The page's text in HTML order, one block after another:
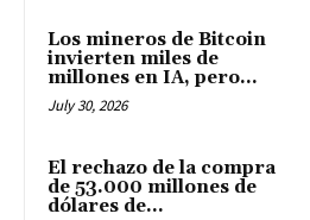
Los mineros de Bitcoin
invierten miles de
millones en IA, pero...
July 30, 2026
El rechazo de la compra
de 53.000 millones de
dólares de...